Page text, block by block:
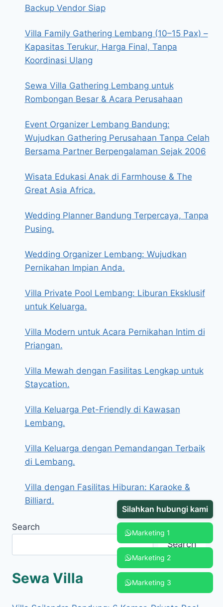
Backup Vendor Siap
Villa Family Gathering Lembang (10–15 Pax) –
Kapasitas Terukur, Harga Final, Tanpa
Koordinasi Ulang
Sewa Villa Gathering Lembang untuk
Rombongan Besar & Acara Perusahaan
Event Organizer Lembang Bandung:
Wujudkan Gathering Perusahaan Tanpa Celah
Bersama Partner Berpengalaman Sejak 2006
Wisata Edukasi Anak di Farmhouse & The
Great Asia Africa.
Wedding Planner Bandung Terpercaya, Tanpa
Pusing.
Wedding Organizer Lembang: Wujudkan
Pernikahan Impian Anda.
Villa Private Pool Lembang: Liburan Eksklusif
untuk Keluarga.
Villa Modern untuk Acara Pernikahan Intim di
Priangan.
Villa Mewah dengan Fasilitas Lengkap untuk
Staycation.
Villa Keluarga Pet-Friendly di Kawasan
Lembang.
Villa Keluarga dengan Pemandangan Terbaik
di Lembang.
Villa dengan Fasilitas Hiburan: Karaoke &
Billiard.
Search
Search
Sewa Villa
Silahkan hubungi kami
Marketing 1
Marketing 2
Marketing 3